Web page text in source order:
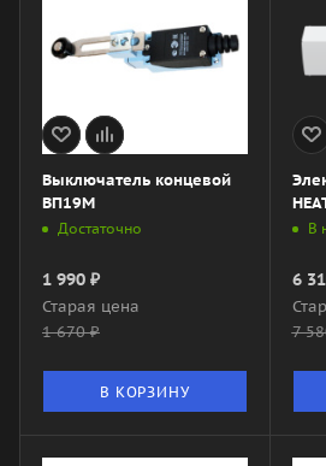
Выключатель концевой
ВП19М
Достаточно
1 990 ₽
Старая цена
1 670₽
В КОРЗИНУ
В
6
7